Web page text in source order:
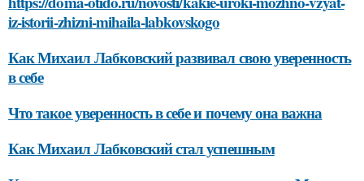
iz-istorii-zhizni-mihaila-labkovskogo
Как Михаил Лабковский развивал свою уверенность
в себе
Что такое уверенность в себе и почему она важна
Как Михаил Лабковский стал успешным